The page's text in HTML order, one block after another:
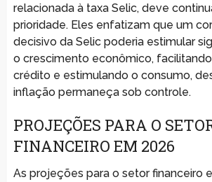
relacionada à taxa Selic, deve
prioridade. Eles enfatizam que um
decisivo da Selic poderia estimular
o crescimento econômico,
crédito e estimulando o consumo,
inflação permaneça sob controle.
PROJEÇÕES PARA O
FINANCEIRO EM 2026
As projeções para o setor financeiro